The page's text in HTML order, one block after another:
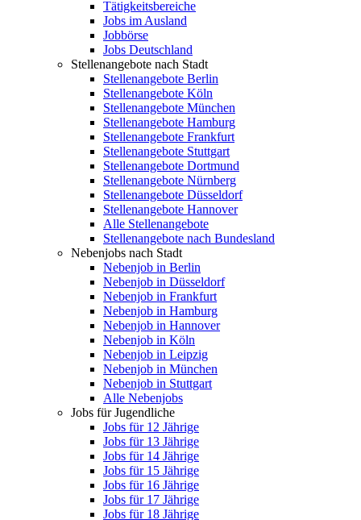
Tätigkeitsbereiche
Jobs im Ausland
Jobbörse
Jobs Deutschland
Stellenangebote nach Stadt
Stellenangebote Berlin
Stellenangebote Köln
Stellenangebote München
Stellenangebote Hamburg
Stellenangebote Frankfurt
Stellenangebote Stuttgart
Stellenangebote Dortmund
Stellenangebote Nürnberg
Stellenangebote Düsseldorf
Stellenangebote Hannover
Alle Stellenangebote
Stellenangebote nach Bundesland
Nebenjobs nach Stadt
Nebenjob in Berlin
Nebenjob in Düsseldorf
Nebenjob in Frankfurt
Nebenjob in Hamburg
Nebenjob in Hannover
Nebenjob in Köln
Nebenjob in Leipzig
Nebenjob in München
Nebenjob in Stuttgart
Alle Nebenjobs
Jobs für Jugendliche
Jobs für 12 Jährige
Jobs für 13 Jährige
Jobs für 14 Jährige
Jobs für 15 Jährige
Jobs für 16 Jährige
Jobs für 17 Jährige
Jobs für 18 Jährige